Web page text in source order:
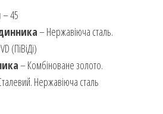
– 45
– Нержавіюча сталь.
(ПіВіДі)
– Комбіноване золото.
Нержавіюча сталь